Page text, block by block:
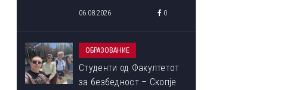
06.08.2026 0
ОБРАЗОВАНИЕ
Студенти од Факултетот
за безбедност – Скопје